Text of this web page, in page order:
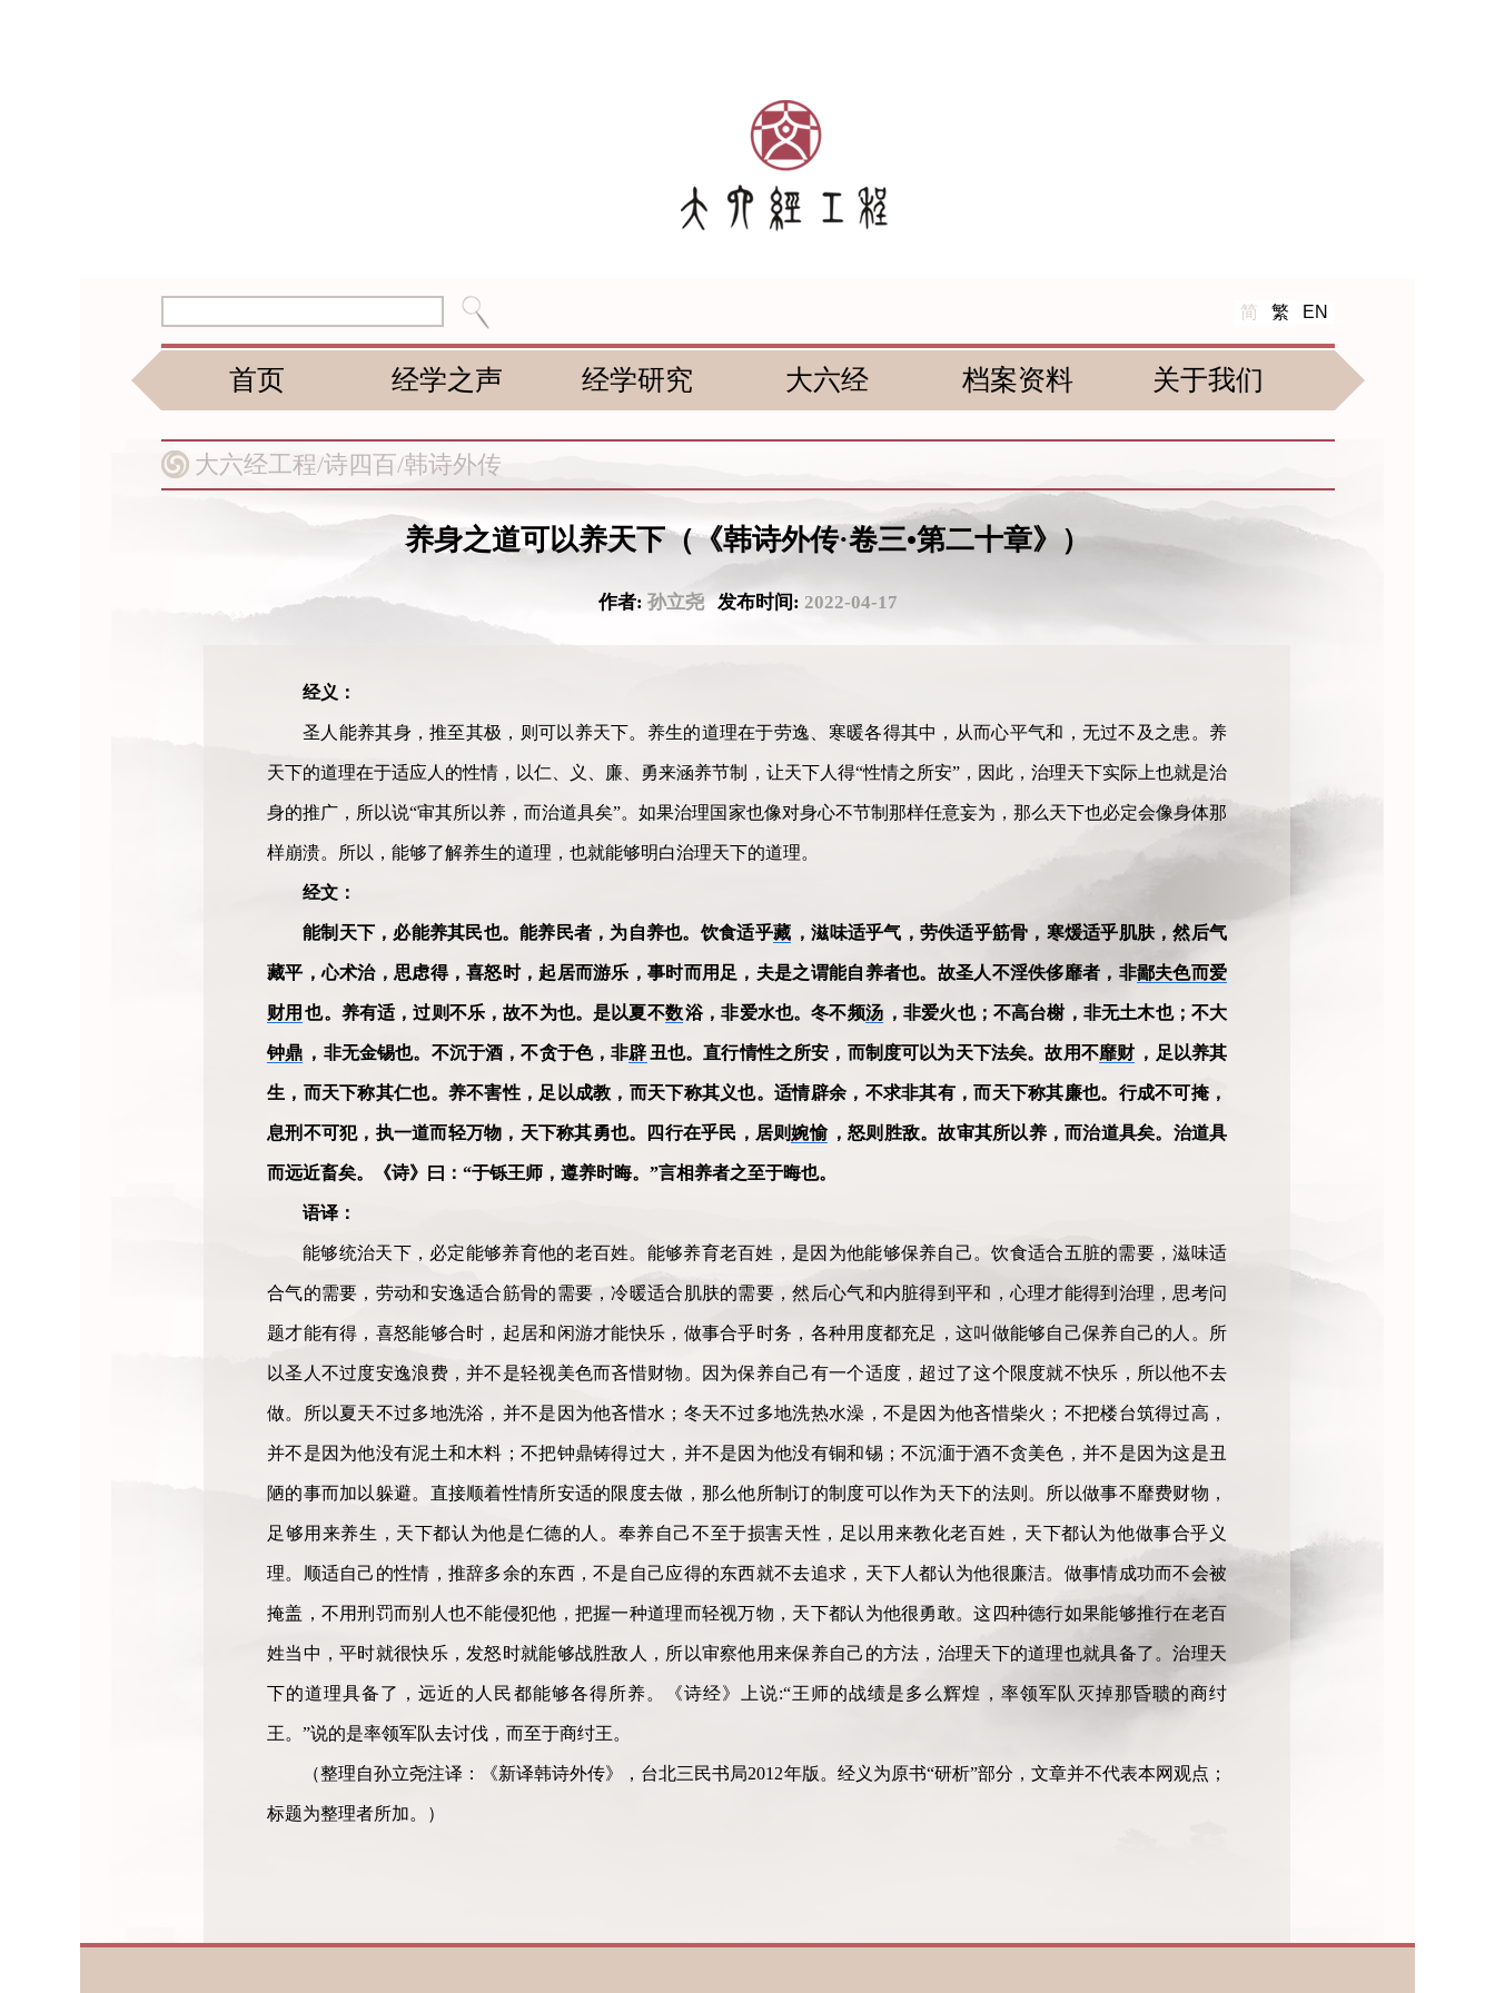
简 繁 EN
首页 经学之声 经学研究 大六经 档案资料 关于我们
大六经工程/诗四百/韩诗外传
养身之道可以养天下（《韩诗外传·卷三•第二十章》）
作者: 孙立尧发布时间: 2022-04-17
经义：
圣人能养其身，推至其极，则可以养天下。养生的道理在于劳逸、寒暖各得其中，从而心平气和，无过不及之患。养
天下的道理在于适应人的性情，以仁、义、廉、勇来涵养节制，让天下人得“性情之所安”，因此，治理天下实际上也就是治
身的推广，所以说“审其所以养，而治道具矣”。如果治理国家也像对身心不节制那样任意妄为，那么天下也必定会像身体那
样崩溃。所以，能够了解养生的道理，也就能够明白治理天下的道理。
经文：
能制天下，必能养其民也。能养民者，为自养也。饮食适乎藏 ，滋味适乎气，劳佚适乎筋骨，寒煖适乎肌肤，然后气
藏平，心术治，思虑得，喜怒时，起居而游乐，事时而用足，夫是之谓能自养者也。故圣人不淫佚侈靡者，非鄙夫色而爱
财用 也。养有适，过则不乐，故不为也。是以夏不数浴，非爱水也。冬不频汤 ，非爱火也；不高台榭，非无土木也；不大
钟鼎 ，非无金锡也。不沉于酒，不贪于色，非辟 丑也。直行情性之所安，而制度可以为天下法矣。故用不靡财 ，足以养其
生，而天下称其仁也。养不害性，足以成教，而天下称其义也。适情辟余，不求非其有，而天下称其廉也。行成不可掩，
息刑不可犯，执一道而轻万物，天下称其勇也。四行在乎民，居则婉愉 ，怒则胜敌。故审其所以养，而治道具矣。治道具
而远近畜矣。《诗》曰：“于铄王师，遵养时晦。”言相养者之至于晦也。
语译：
能够统治天下，必定能够养育他的老百姓。能够养育老百姓，是因为他能够保养自己。饮食适合五脏的需要，滋味适
合气的需要，劳动和安逸适合筋骨的需要，冷暖适合肌肤的需要，然后心气和内脏得到平和，心理才能得到治理，思考问
题才能有得，喜怒能够合时，起居和闲游才能快乐，做事合乎时务，各种用度都充足，这叫做能够自己保养自己的人。所
以圣人不过度安逸浪费，并不是轻视美色而吝惜财物。因为保养自己有一个适度，超过了这个限度就不快乐，所以他不去
做。所以夏天不过多地洗浴，并不是因为他吝惜水；冬天不过多地洗热水澡，不是因为他吝惜柴火；不把楼台筑得过高，
并不是因为他没有泥土和木料；不把钟鼎铸得过大，并不是因为他没有铜和锡；不沉湎于酒不贪美色，并不是因为这是丑
陋的事而加以躲避。直接顺着性情所安适的限度去做，那么他所制订的制度可以作为天下的法则。所以做事不靡费财物，
足够用来养生，天下都认为他是仁德的人。奉养自己不至于损害天性，足以用来教化老百姓，天下都认为他做事合乎义
理。顺适自己的性情，推辞多余的东西，不是自己应得的东西就不去追求，天下人都认为他很廉洁。做事情成功而不会被
掩盖，不用刑罚而别人也不能侵犯他，把握一种道理而轻视万物，天下都认为他很勇敢。这四种德行如果能够推行在老百
姓当中，平时就很快乐，发怒时就能够战胜敌人，所以审察他用来保养自己的方法，治理天下的道理也就具备了。治理天
下的道理具备了，远近的人民都能够各得所养。《诗经》上说:“王师的战绩是多么辉煌，率领军队灭掉那昏聩的商纣
王。”说的是率领军队去讨伐，而至于商纣王。
（整理自孙立尧注译：《新译韩诗外传》，台北三民书局2012年版。经义为原书“研析”部分，文章并不代表本网观点；
标题为整理者所加。）